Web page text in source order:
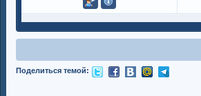
Поделиться темой: